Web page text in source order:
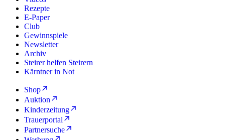
Rezepte
E-Paper
Club
Gewinnspiele
Newsletter
Archiv
Steirer helfen Steirern
Kärntner in Not
Shop
Auktion
Kinderzeitung
Trauerportal
Partnersuche